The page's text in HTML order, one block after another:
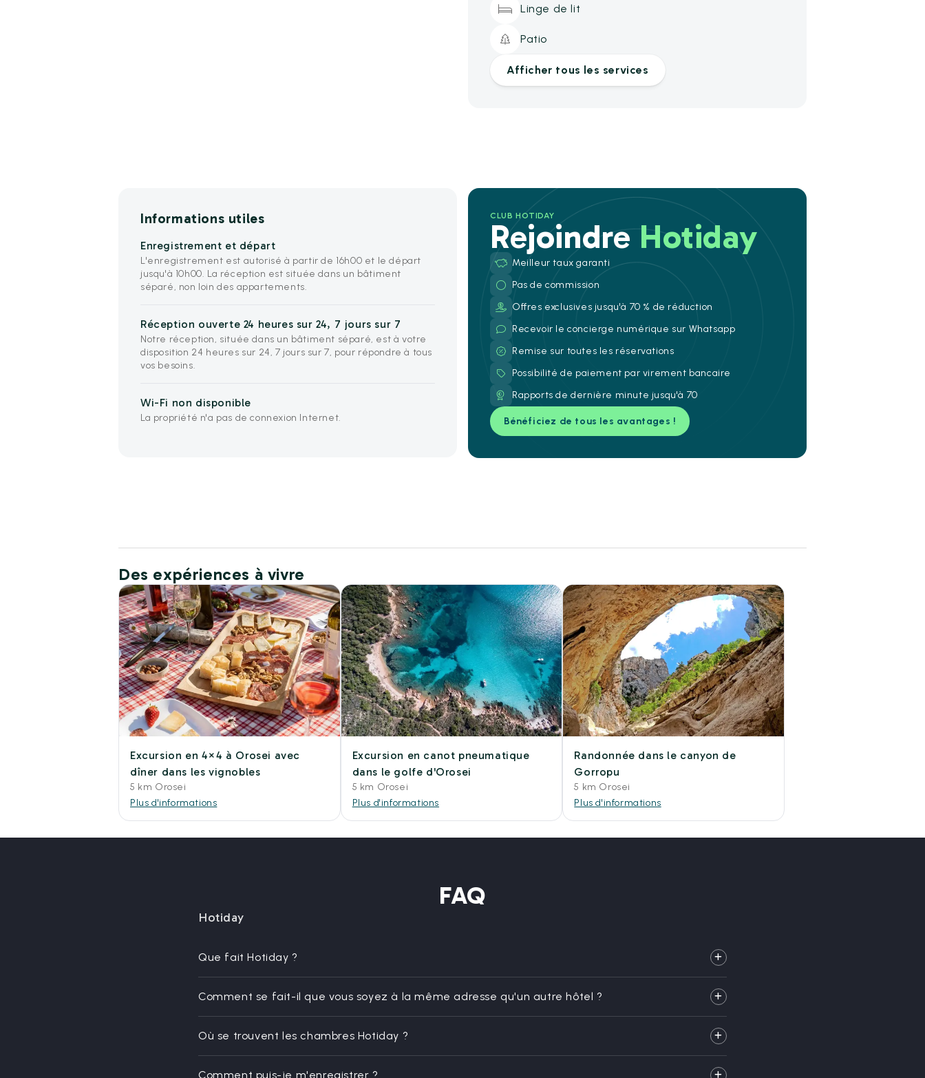
Linge de lit
Patio
Afficher tous les services
Informations utiles
Enregistrement et départ
L'enregistrement est autorisé à partir de 16h00 et le départ
jusqu'à 10h00. La réception est située dans un bâtiment
séparé, non loin des appartements.
Réception ouverte 24 heures sur 24, 7 jours sur 7
Notre réception, située dans un bâtiment séparé, est à votre
disposition 24 heures sur 24, 7 jours sur 7, pour répondre à tous
vos besoins.
Wi-Fi non disponible
La propriété n'a pas de connexion Internet.
CLUB HOTIDAY
RejoindreHotiday
Meilleur taux garanti
Pas de commission
Offres exclusives jusqu'à 70 % de réduction
Recevoir le concierge numérique sur Whatsapp
Remise sur toutes les réservations
Possibilité de paiement par virement bancaire
Rapports de dernière minute jusqu'à 70
Bénéficiez de tous les avantages !
Des expériences à vivre
Excursion en 4×4 à Orosei avec
dîner dans les vignobles
5 km Orosei
Plus d'informations
Excursion en canot pneumatique
dans le golfe d'Orosei
5 km Orosei
Plus d'informations
Randonnée dans le canyon de
Gorropu
5 km Orosei
Plus d'informations
FAQ
Hotiday
Que fait Hotiday ?
Comment se fait-il que vous soyez à la même adresse qu'un autre hôtel ?
Où se trouvent les chambres Hotiday ?
Comment puis-je m'enregistrer ?